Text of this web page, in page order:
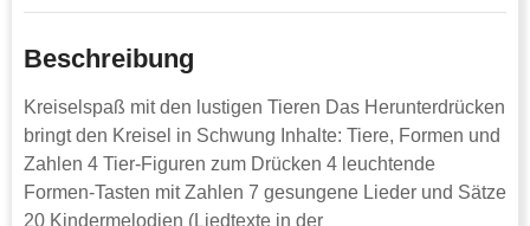
Beschreibung
Kreiselspaß mit den lustigen Tieren Das Herunterdrücken
bringt den Kreisel in Schwung Inhalte: Tiere, Formen und
Zahlen 4 Tier-Figuren zum Drücken 4 leuchtende
Formen-Tasten mit Zahlen 7 gesungene Lieder und Sätze
20 Kindermelodien (Liedtexte in der